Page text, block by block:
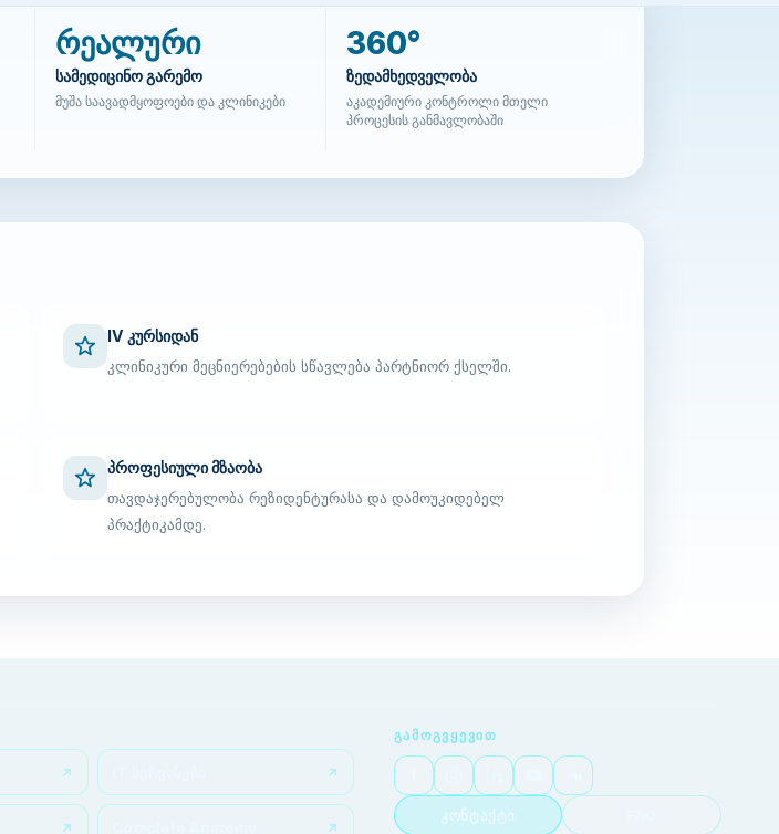
რეალური
სამედიცინო გარემო
მუშა საავადმყოფოები და კლინიკები
360°
ზედამხედველობა
აკადემიური კონტროლი მთელი
პროცესის განმავლობაში
IV კურსიდან
კლინიკური მეცნიერებების სწავლება პარტნიორ ქსელში.
პროფესიული მზაობა
თავდაჯერებულობა რეზიდენტურასა და დამოუკიდებელ
პრაქტიკამდე.
ᲒᲐᲛᲝᲒᲕᲧᲔᲕᲘᲗ
კონტაქტი